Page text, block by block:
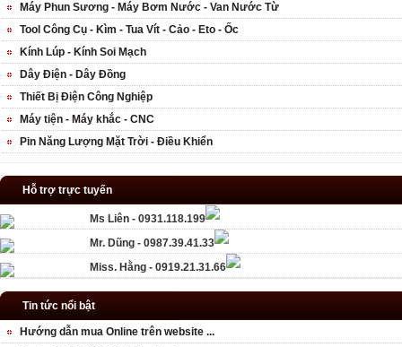
Máy Phun Sương - Máy Bơm Nước - Van Nước Từ
Tool Công Cụ - Kìm - Tua Vít - Cảo - Eto - Ốc
Kính Lúp - Kính Soi Mạch
Dây Điện - Dây Đồng
Thiết Bị Điện Công Nghiệp
Máy tiện - Máy khắc - CNC
Pin Năng Lượng Mặt Trời - Điều Khiển
Hỗ trợ trực tuyến
Ms Liên - 0931.118.199
Mr. Dũng - 0987.39.41.33
Miss. Hằng - 0919.21.31.66
Tin tức nổi bật
Hướng dẫn mua Online trên website ...